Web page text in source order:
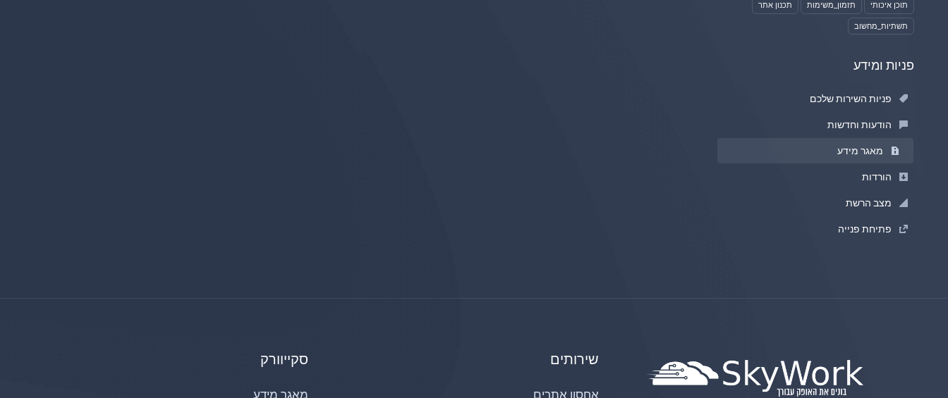
תוכן איכותי תזמון_משימות תכנון אתר
תשתיות_מחשוב
פניות ומידע
פניות השירות שלכם
הודעות וחדשות
מאגר מידע
הורדות
מצב הרשת
פתיחת פנייה
שירותים
אחסון אתרים
סקייוורק
מאגר מידע